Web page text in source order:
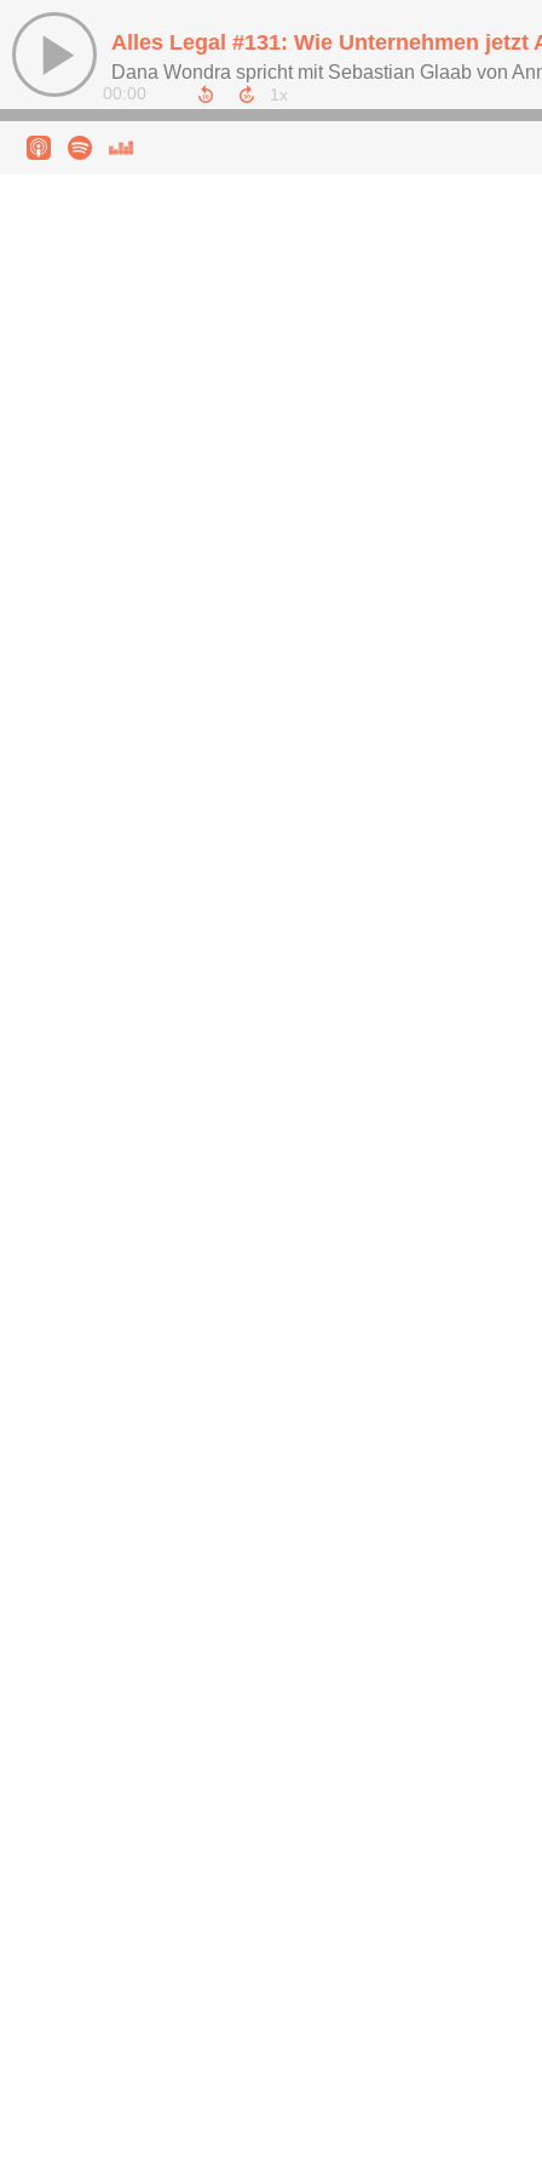
Alles Legal #131: Wie Unternehmen jetzt
Dana Wondra spricht mit Sebastian Glaab von
00:00